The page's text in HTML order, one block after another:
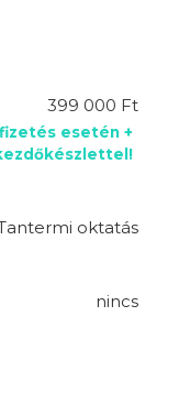
399 000 Ft
esetén +
oktatás
nincs